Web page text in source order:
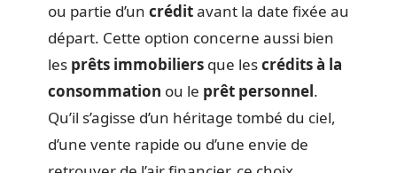
ou partie d’un créditavant la date fixée au
départ. Cette option concerne aussi bien
les prêts immobiliers que lescrédits à la
consommation ou le prêt personnel.
Qu’il s’agisse d’un héritage tombé du ciel,
d’une vente rapide ou d’une envie de